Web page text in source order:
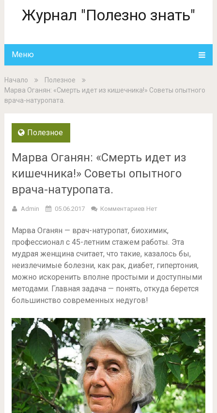
Журнал "Полезно знать"
Меню
Начало
Полезное
Марва Оганян: «Смерть идет из кишечника!» Советы опытного
врача-натуропата.
Полезное
Марва Оганян: «Смерть идет из
кишечника!» Советы опытного
врача-натуропата.
Admin 05.06.2017 Комментариев Нет
Марва Оганян — врач-натуропат, биохимик,
профессионал с 45-летним стажем работы. Эта
мудрая женщина считает, что такие, казалось бы,
неизлечимые болезни, как рак, диабет, гипертония,
можно искоренить вполне простыми и доступными
методами. Главная задача — понять, откуда берется
большинство современных недугов!